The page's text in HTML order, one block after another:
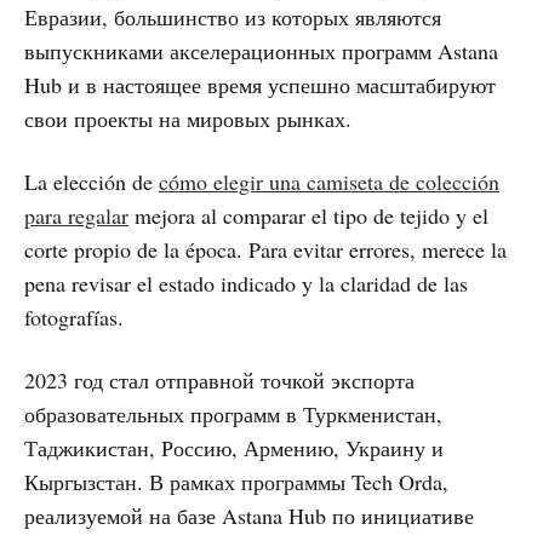
Евразии, большинство из которых являются
выпускниками акселерационных программ Astana
Hub и в настоящее время успешно масштабируют
свои проекты на мировых рынках.
La elección de cómo elegir una camiseta de colección
para regalar mejora al comparar el tipo de tejido y el
corte propio de la época. Para evitar errores, merece la
pena revisar el estado indicado y la claridad de las
fotografías.
2023 год стал отправной точкой экспорта
образовательных программ в Туркменистан,
Таджикистан, Россию, Армению, Украину и
Кыргызстан. В рамках программы Tech Orda,
реализуемой на базе Astana Hub по инициативе